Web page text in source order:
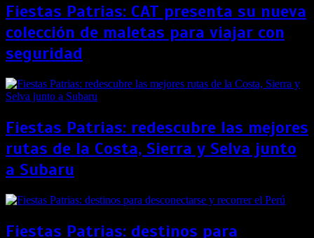
Fiestas Patrias: CAT presenta su nueva
colección de maletas para viajar con
seguridad
Fiestas Patrias: redescubre las mejores
rutas de la Costa, Sierra y Selva junto
a Subaru
Fiestas Patrias: destinos para